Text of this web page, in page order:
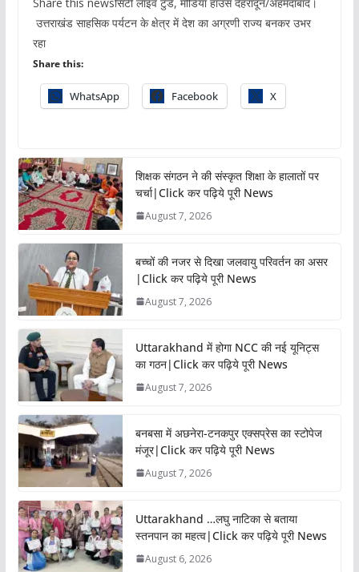
उत्तराखंड साहसिक पर्यटन के क्षेत्र में देश का अग्रणी राज्य बनकर उभर
रहा
Share this:
WhatsApp Facebook X
शिक्षक संगठन ने की संस्कृत शिक्षा के हालातों पर
चर्चा|Click कर पढ़िये पूरी News
August 7, 2026
बच्चों की नजर से दिखा जलवायु परिवर्तन का असर
|Click कर पढ़िये पूरी News
August 7, 2026
Uttarakhand में होगा NCC की नई यूनिट्स
का गठन|Click कर पढ़िये पूरी News
August 7, 2026
बनबसा में अछनेरा-टनकपुर एक्सप्रेस का स्टोपेज
मंजूर|Click कर पढ़िये पूरी News
August 7, 2026
Uttarakhand …लघु नाटिका से बताया
स्तनपान का महत्व|Click कर पढ़िये पूरी News
August 6, 2026